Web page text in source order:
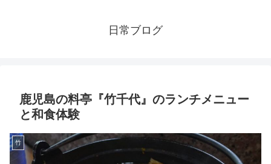
日常ブログ
鹿児島の料亭『竹千代』のランチメニュー
と和食体験
竹